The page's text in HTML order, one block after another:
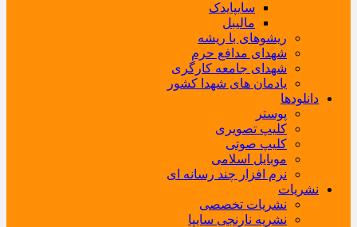
سایپایدک
مالیبل
ریشوهای با ریشه
شهدای مدافع حرم
شهدای جامعه کارگری
یادمان های شهدا کشور
دانلودها
پوستر
کلیپ تصویری
کلیپ صوتی
موبایل اسلامی
نرم افزار چند رسانه ای
نشریات
نشریات تخصصی
نشریه نارنجی سایپا